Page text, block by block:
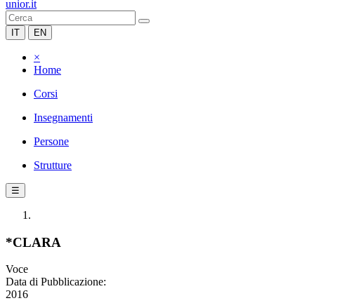
unior.it
IT EN
×
Home
Corsi
Insegnamenti
Persone
Strutture
☰
*CLARA
Voce
Data di Pubblicazione:
2016